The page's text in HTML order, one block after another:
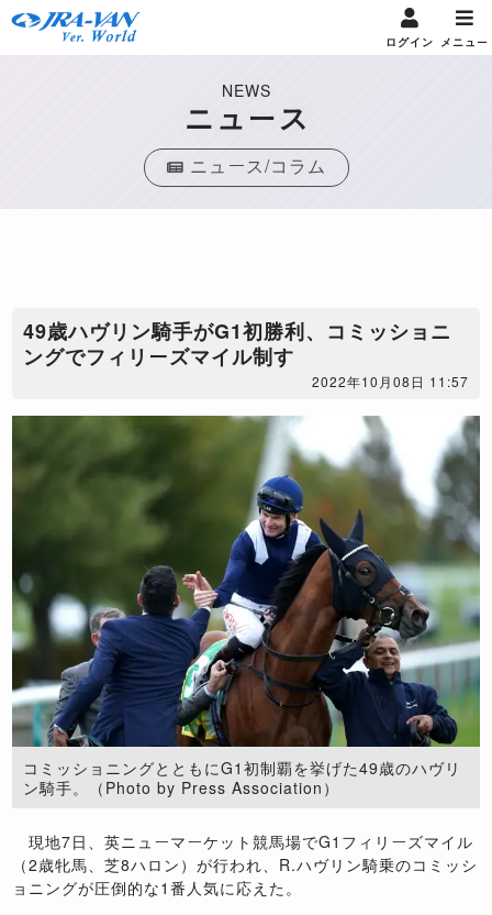
ログイン メニュー
NEWS
ニュース
ニュース/コラム
49歳ハヴリン騎手がG1初勝利、コミッショニ
ングでフィリーズマイル制す
2022年10月08日 11:57
コミッショニングとともにG1初制覇を挙げた49歳のハヴリ
ン騎手。（Photo by Press Association）
現地7日、英ニューマーケット競馬場でG1フィリーズマイル
（2歳牝馬、芝8ハロン）が行われ、R.ハヴリン騎乗のコミッシ
ョニングが圧倒的な1番人気に応えた。